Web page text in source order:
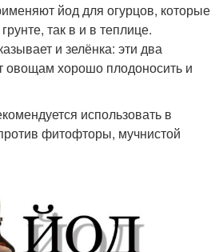
йод для огурцов, которые
так в и в теплице.
и зелёнка: эти два
овощам хорошо плодоносить и
использовать в
фитофторы, мучнистой